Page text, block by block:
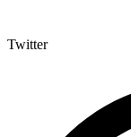
Twitter